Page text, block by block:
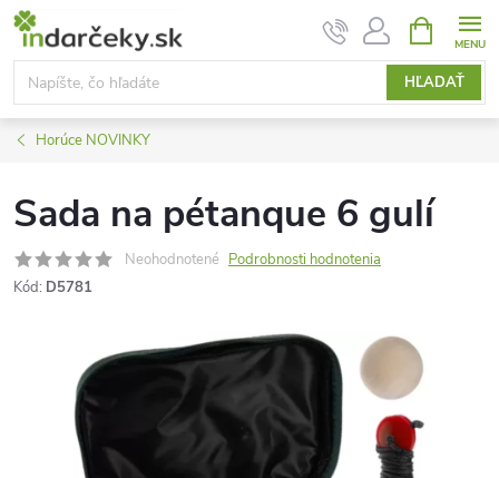
Prejsť
obsah
HĽADAŤ
KOŠÍK
Horúce NOVINKY
Sada na pétanque 6 gulí
Neohodnotené Podrobnosti hodnotenia
Kód: D5781